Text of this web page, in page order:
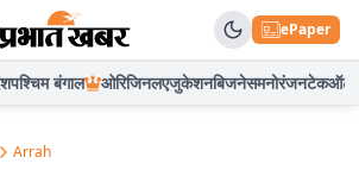
ePaper
पश्चिम बंगाल ओरिजिनलएजुकेशनबिजनेसमनोरंजनटेकऑटो
Arrah